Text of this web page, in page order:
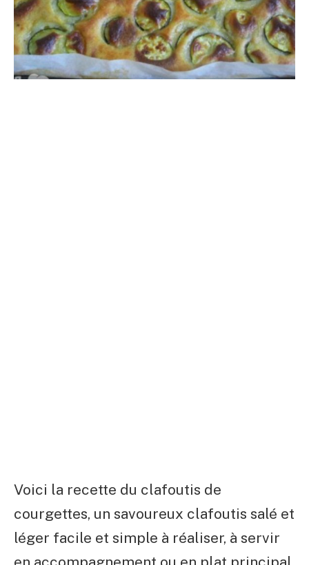
Voici la recette du clafoutis de
courgettes, un savoureux clafoutis salé et
léger facile et simple à réaliser, à servir